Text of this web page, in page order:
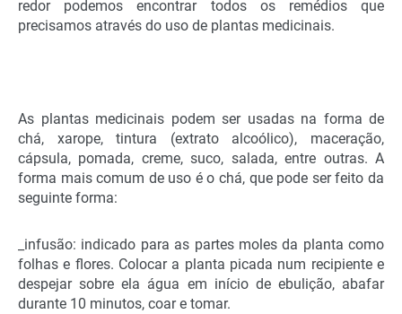
redor podemos encontrar todos os remédios que
precisamos através do uso de plantas medicinais.
As plantas medicinais podem ser usadas na forma de
chá, xarope, tintura (extrato alcoólico), maceração,
cápsula, pomada, creme, suco, salada, entre outras. A
forma mais comum de uso é o chá, que pode ser feito da
seguinte forma:
_infusão: indicado para as partes moles da planta como
folhas e flores. Colocar a planta picada num recipiente e
despejar sobre ela água em início de ebulição, abafar
durante 10 minutos, coar e tomar.